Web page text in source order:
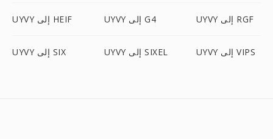
UYVY إلى HEIF UYVY إلى G4 UYVY إلى RGF
UYVY إلى SIX UYVY إلى SIXEL UYVY إلى VIPS